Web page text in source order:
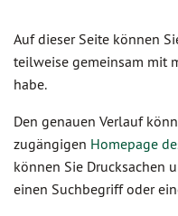
Auf dieser Seite können
teilweise gemeinsam mit
habe.
Den genauen Verlauf
zugängigen Homepage
können Sie Drucksachen
einen Suchbegriff oder